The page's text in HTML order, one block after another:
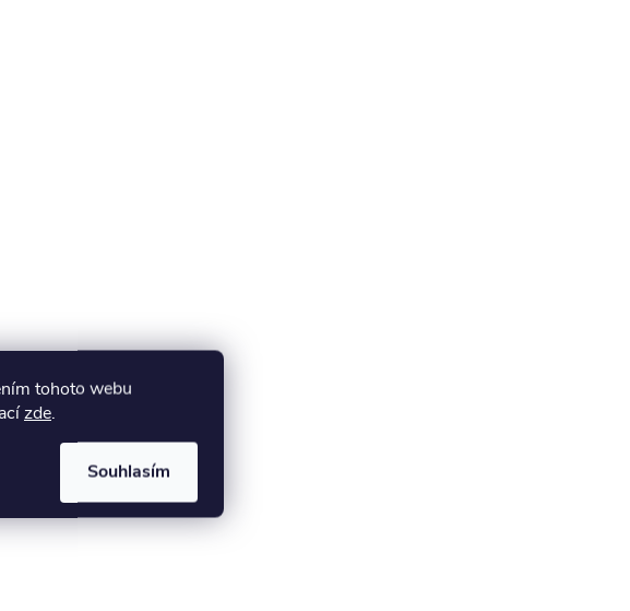
tohoto webu
zde.
Souhlasím